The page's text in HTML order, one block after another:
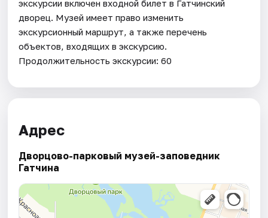
экскурсии включен входной билет в Гатчинский
дворец. Музей имеет право изменить
экскурсионный маршрут, а также перечень
объектов, входящих в экскурсию.
Продолжительность экскурсии: 60
Адрес
Дворцово-парковый музей-заповедник
Гатчина